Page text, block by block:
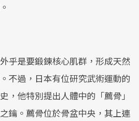
乎是要鍛鍊核心肌群，形成天然
不過，日本有位研究武術運動的
，他特別提出人體中的「薦骨」
鑰。薦骨位於骨盆中央，其上連